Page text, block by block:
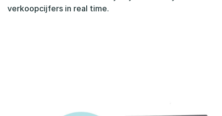
verkoopcijfers in real time.